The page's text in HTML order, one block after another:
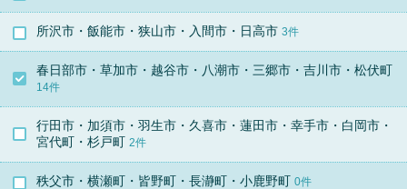
所沢市・飯能市・狭山市・入間市・日高市 3件
春日部市・草加市・越谷市・八潮市・三郷市・吉川市・松伏町
14件
行田市・加須市・羽生市・久喜市・蓮田市・幸手市・白岡市・
宮代町・杉戸町 2件
秩父市・横瀬町・皆野町・長瀞町・小鹿野町 0件